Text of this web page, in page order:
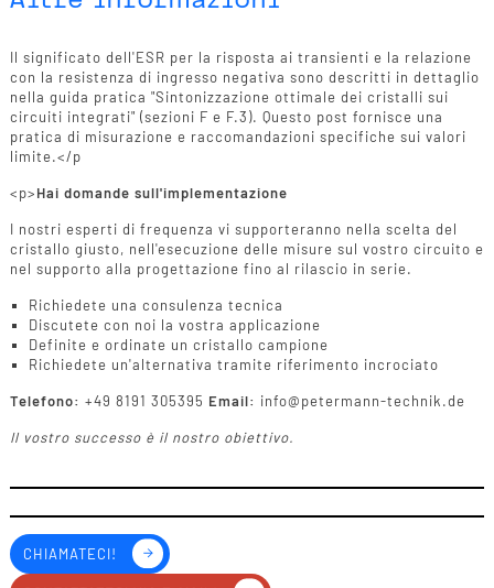
Il significato dell'ESR per la risposta ai transienti e la relazione
con la resistenza di ingresso negativa sono descritti in dettaglio
nella guida pratica "Sintonizzazione ottimale dei cristalli sui
circuiti integrati" (sezioni F e F.3). Questo post fornisce una
pratica di misurazione e raccomandazioni specifiche sui valori
limite.</p
<p>Hai domande sull'implementazione
I nostri esperti di frequenza vi supporteranno nella scelta del
cristallo giusto, nell'esecuzione delle misure sul vostro circuito e
nel supporto alla progettazione fino al rilascio in serie.
Richiedete una consulenza tecnica
Discutete con noi la vostra applicazione
Definite e ordinate un cristallo campione
Richiedete un'alternativa tramite riferimento incrociato
Telefono: +49 8191 305395 Email: info@petermann-technik.de
Il vostro successo è il nostro obiettivo.
CHIAMATECI!